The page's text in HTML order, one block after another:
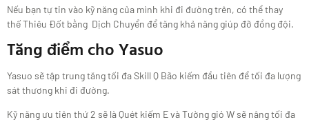
Nếu bạn tự tin vào kỹ năng của mình khi đi đường trên, có thể thay
thế Thiêu Đốt bằng Dịch Chuyển để tăng khả năng giúp đỡ đồng đội.
Tăng điểm cho Yasuo
Yasuo sẽ tập trung tăng tối đa Skill Q Bão kiếm đầu tiên để tối đa lượng
sát thương khi đi đường.
Kỹ năng ưu tiên thứ 2 sẽ là Quét kiếm E và Tường gió W sẽ nâng tối đa